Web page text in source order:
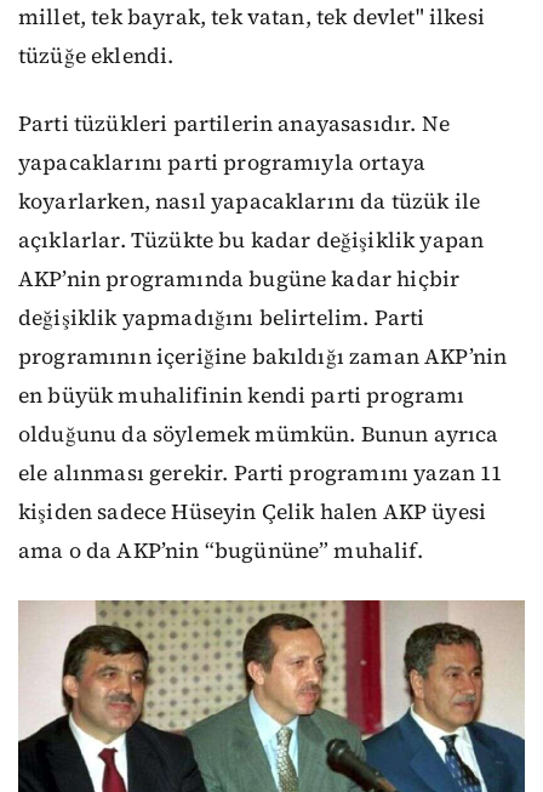
millet, tek bayrak, tek vatan, tek devlet" ilkesi
tüzüğe eklendi.
Parti tüzükleri partilerin anayasasıdır. Ne
yapacaklarını parti programıyla ortaya
koyarlarken, nasıl yapacaklarını da tüzük ile
açıklarlar. Tüzükte bu kadar değişiklik yapan
AKP’nin programında bugüne kadar hiçbir
değişiklik yapmadığını belirtelim. Parti
programının içeriğine bakıldığı zaman AKP’nin
en büyük muhalifinin kendi parti programı
olduğunu da söylemek mümkün. Bunun ayrıca
ele alınması gerekir. Parti programını yazan 11
kişiden sadece Hüseyin Çelik halen AKP üyesi
ama o da AKP’nin “bugününe” muhalif.